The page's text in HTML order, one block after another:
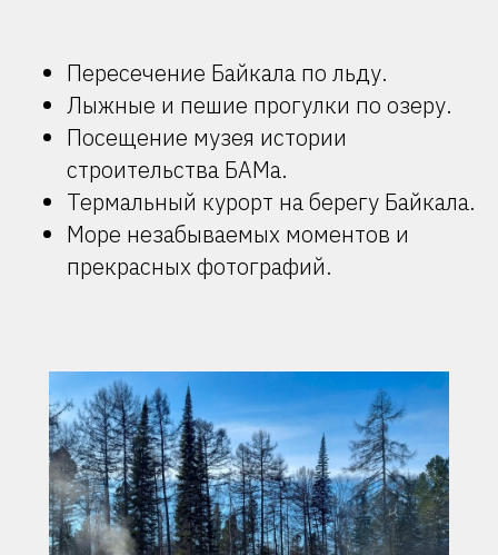
Пересечение Байкала по льду.
Лыжные и пешие прогулки по озеру.
Посещение музея истории
строительства БАМа.
Термальный курорт на берегу Байкала.
Море незабываемых моментов и
прекрасных фотографий.